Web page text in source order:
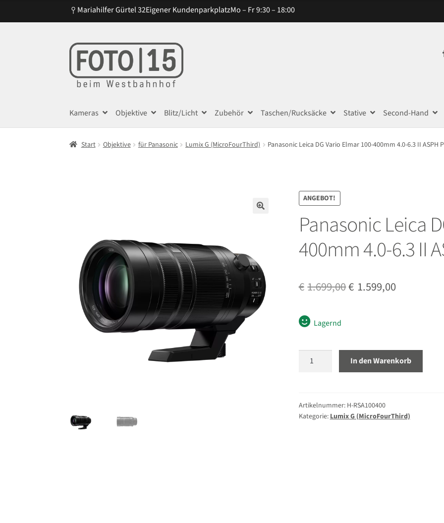
Mariahilfer Gürtel 32Eigener KundenparkplatzMo – Fr 9:30 – 18:00
Zur
Navigation
springen
Zum
Inhalt
springen
Kameras Objektive Blitz/Licht Zubehör Taschen/Rucksäcke Stative Second-Hand
Start Objektive für Panasonic Lumix G (MicroFourThird) Panasonic Leica DG Vario Elmar 100-400mm 4.0-6.3 II ASPH
ANGEBOT!
Panasonic Leica
400mm 4.0-6.3 II
€ 1.699,00Ursprünglicher
€ 1.599,00Aktueller
Lagernd
Panasonic
Elmar
100-
In den Warenkorb
Artikelnummer: H-RSA100400
Kategorie:Lumix G (MicroFourThird)
war:
€1.699,00
ist:
€1.599,00.